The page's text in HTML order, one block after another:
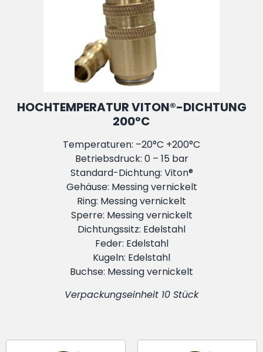
HOCHTEMPERATUR VITON®-DICHTUNG
200°C
Temperaturen: –20°C +200°C
Betriebsdruck: 0 – 15 bar
Standard-Dichtung: Viton®
Gehäuse: Messing vernickelt
Ring: Messing vernickelt
Sperre: Messing vernickelt
Dichtungssitz: Edelstahl
Feder: Edelstahl
Kugeln: Edelstahl
Buchse: Messing vernickelt
Verpackungseinheit 10 Stück